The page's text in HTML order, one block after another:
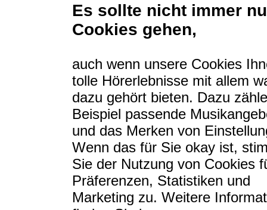
Es sollte nicht immer
Cookies gehen,
auch wenn unsere Cookies
tolle Hörerlebnisse mit allem
dazu gehört bieten. Dazu
Beispiel passende
und das Merken von
Wenn das für Sie okay ist,
Sie der Nutzung von Cookies
Präferenzen, Statistiken und
Marketing zu. Weitere
Über uns